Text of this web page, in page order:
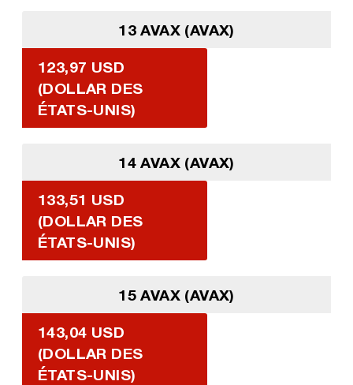
13 AVAX (AVAX)
123,97 USD
(DOLLAR DES
ÉTATS-UNIS)
14 AVAX (AVAX)
133,51 USD
(DOLLAR DES
ÉTATS-UNIS)
15 AVAX (AVAX)
143,04 USD
(DOLLAR DES
ÉTATS-UNIS)